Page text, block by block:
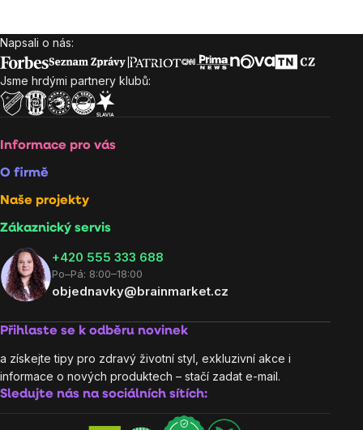
Zápatí
Napsali o nás:
Jsme hrdými partnery klubů:
Informace pro vás
O firmě
Naše projekty
Zákaznický servis
‭+420 555 333 688
Po–Pá: 8:00–18:00
objednavky@brainmarket.cz
Přihlaste se k odběru novinek
a získejte tipy pro zdravý životní styl, exkluzivní akce i
informace o nových produktech – stačí zadat e-mail.
Sledujte nás na sociálních sítích: